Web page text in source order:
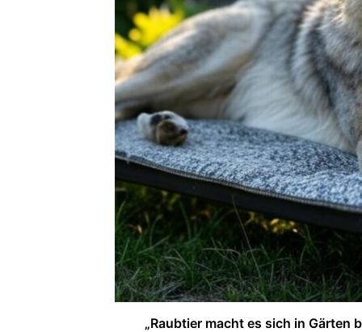
„Raubtier macht es sich in Gärten